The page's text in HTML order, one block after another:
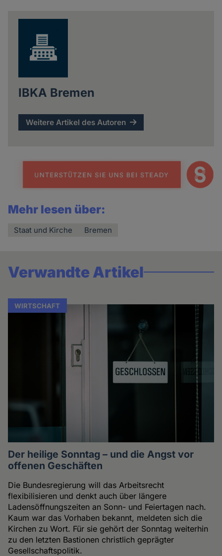
IBKA Bremen
Weitere Artikel des Autoren
Mehr lesen über:
Staat und Kirche Bremen
Verwandte Artikel
WIRTSCHAFT
Der heilige Sonntag – und die Angst vor
offenen Geschäften
Die Bundesregierung will das Arbeitsrecht
flexibilisieren und denkt auch über längere
Ladensöffnungszeiten an Sonn- und Feiertagen nach.
Kaum war das Vorhaben bekannt, meldeten sich die
Kirchen zu Wort. Für sie gehört der Sonntag weiterhin
zu den letzten Bastionen christlich geprägter
Gesellschaftspolitik.